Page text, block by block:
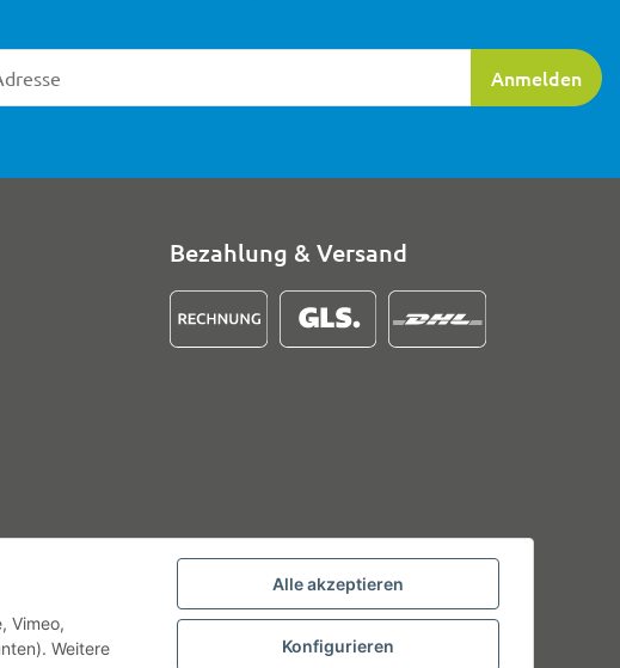
Alle akzeptieren
Konfigurieren
Vimeo,
Weitere
Registrierung
Anmelden
Bezahlung & Versand